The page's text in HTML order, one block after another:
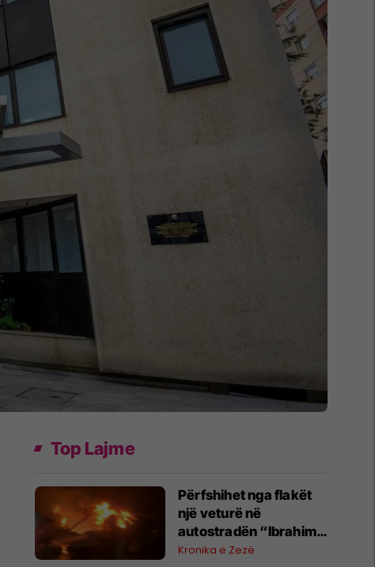
Top Lajme
Përfshihet nga flakët
një veturë në
autostradën “Ibrahim
Rugova”
Kronika e Zezë